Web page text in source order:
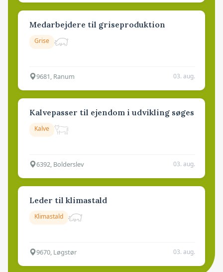
Medarbejdere til griseproduktion
Grise
9681, Ranum 03. aug.
Kalvepasser til ejendom i udvikling søges
Kalve
6392, Bolderslev 03. aug.
Leder til klimastald
Klimastald
9670, Løgstør 03. aug.